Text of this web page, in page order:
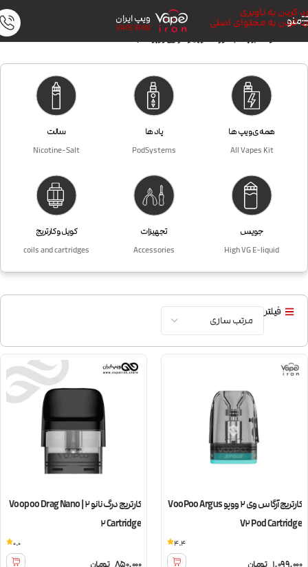
رد کردن به ناوبری
رد کردن به محتوای اصلی
منو ویپ ایران
VAPE IRAN
همه ی ویپ ها
All Vapes Kit
پاد ها
PodSystems
سالت
Nicotine-Salt
جویس
High VG E-liquid
تجهیزات
Accessories
کویل و کارتریج
coils and cartridges
فیلتر
کارتریج آرگاس وی 2 ووپو VooPoo Argus
V2 Pod Cartridge
1,099,000 تومان
4.4
کارتریج درگ نانو 2 | Voopoo Drag Nano
2 Cartridge
850,000 تومان
0.0